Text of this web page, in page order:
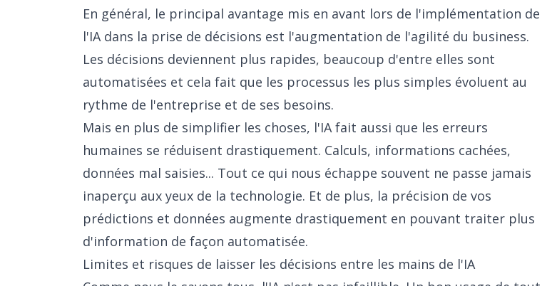
En général, le principal avantage mis en avant lors de l'implémentation de
l'IA dans la prise de décisions est l'augmentation de l'agilité du business.
Les décisions deviennent plus rapides, beaucoup d'entre elles sont
automatisées et cela fait que les processus les plus simples évoluent au
rythme de l'entreprise et de ses besoins.
Mais en plus de simplifier les choses, l'IA fait aussi que les erreurs
humaines se réduisent drastiquement. Calculs, informations cachées,
données mal saisies... Tout ce qui nous échappe souvent ne passe jamais
inaperçu aux yeux de la technologie. Et de plus, la précision de vos
prédictions et données augmente drastiquement en pouvant traiter plus
d'information de façon automatisée.
Limites et risques de laisser les décisions entre les mains de l'IA